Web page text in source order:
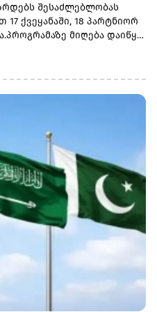
შესაძლებლობას
ქვეყანაში, 18 პარტნიორ
მიღება დაიწყო
საერთაშორისო
ახალგაზრდებისთვის,
დასაახლოებლად და ამ
და მდგრადი მომავლის
კონტინენტის 18
აერთიანებს.
მიმდინარეობს 17
− კანადაში, აშშ-ში,
გერმანიასა და
UWC Georgia-სთან
და უკვე გამოავლინა 2
მხარდაჭერით,
შესაძლებლობა,